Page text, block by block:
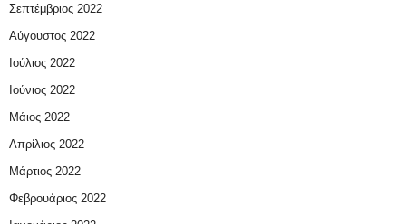
Σεπτέμβριος 2022
Αύγουστος 2022
Ιούλιος 2022
Ιούνιος 2022
Μάιος 2022
Απρίλιος 2022
Μάρτιος 2022
Φεβρουάριος 2022